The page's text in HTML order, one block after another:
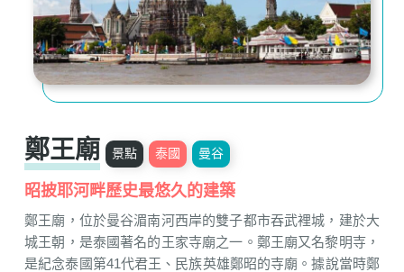
鄭王廟 景點 泰國 曼谷
昭披耶河畔歷史最悠久的建築
鄭王廟，位於曼谷湄南河西岸的雙子都市吞武裡城，建於大
城王朝，是泰國著名的王家寺廟之一。鄭王廟又名黎明寺，
是紀念泰國第41代君王、民族英雄鄭昭的寺廟。據說當時鄭